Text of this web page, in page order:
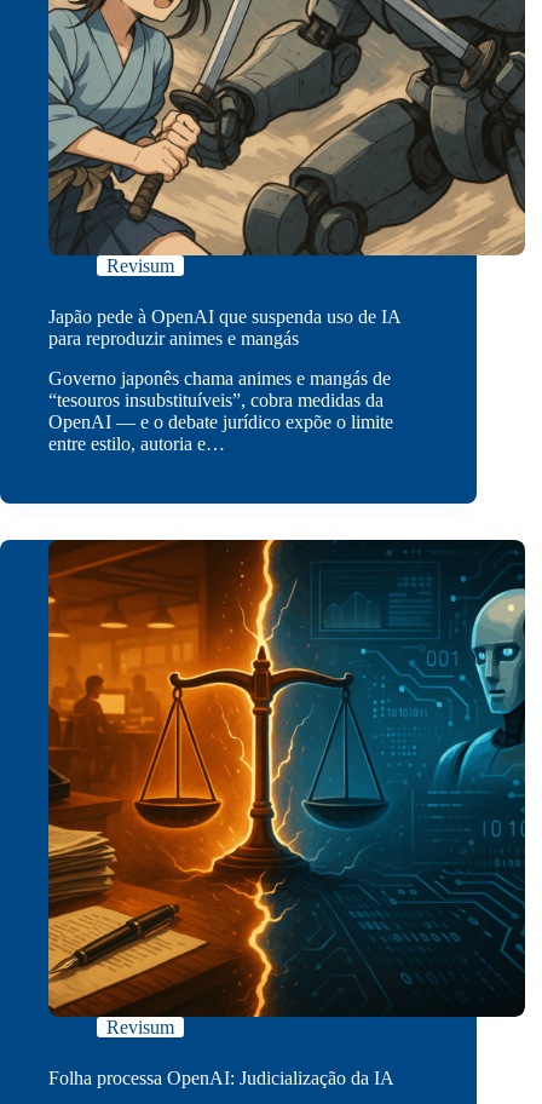
Revisum
Japão pede à OpenAI que suspenda uso de IA
para reproduzir animes e mangás
Governo japonês chama animes e mangás de
“tesouros insubstituíveis”, cobra medidas da
OpenAI — e o debate jurídico expõe o limite
entre estilo, autoria e…
Revisum
Folha processa OpenAI: Judicialização da IA